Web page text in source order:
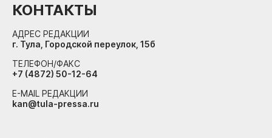
КОНТАКТЫ
АДРЕС РЕДАКЦИИ
г. Тула, Городской переулок, 15б
ТЕЛЕФОН/ФАКС
+7 (4872) 50-12-64
E-MAIL РЕДАКЦИИ
kan@tula-pressa.ru